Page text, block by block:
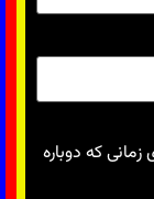
که دوباره